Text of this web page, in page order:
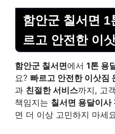
함안군 칠서면
르고 안전한 이
함안군 칠서면에서 1톤 용
요? 빠르고 안전한 이삿짐
과 친절한 서비스까지, 고
책임지는 칠서면 용달이사
면 더 이상 고민하지 마세